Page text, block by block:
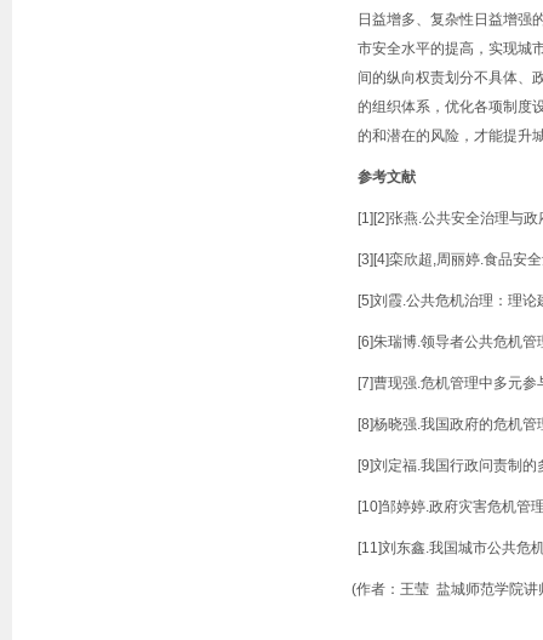
日益增多、复杂性日益增强
市安全水平的提高，实现城
间的纵向权责划分不具体、
的组织体系，优化各项制度
的和潜在的风险，才能提升
参考文献
[1][2]张燕.公共安全治理与政
[3][4]栾欣超,周丽婷.食品安
[5]刘霞.公共危机治理：理论
[6]朱瑞博.领导者公共危机管
[7]曹现强.危机管理中多元参
[8]杨晓强.我国政府的危机管
[9]刘定福.我国行政问责制的
[10]邹婷婷.政府灾害危机管
[11]刘东鑫.我国城市公共危
(作者：王莹 盐城师范学院